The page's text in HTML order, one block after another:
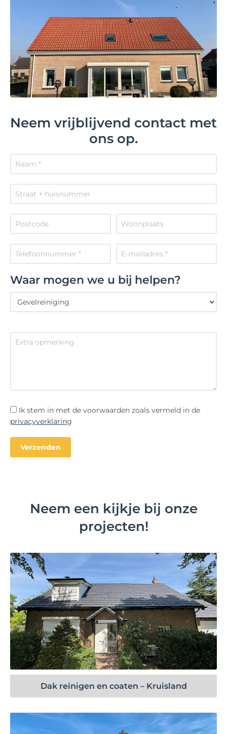
Neem vrijblijvend contact met
ons op.
Waar mogen we u bij helpen?
Ik stem in met de voorwaarden zoals vermeld in de
privacyverklaring
Neem een kijkje bij onze
projecten!
Bekijk project
Dak reinigen en coaten – Kruisland